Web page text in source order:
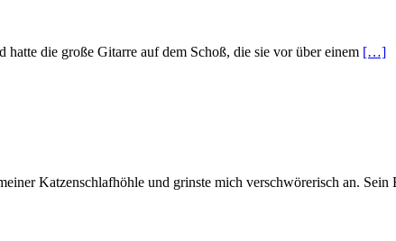
die große Gitarre auf dem Schoß, die sie vor über einem […]
Katzenschlafhöhle und grinste mich verschwörerisch an.